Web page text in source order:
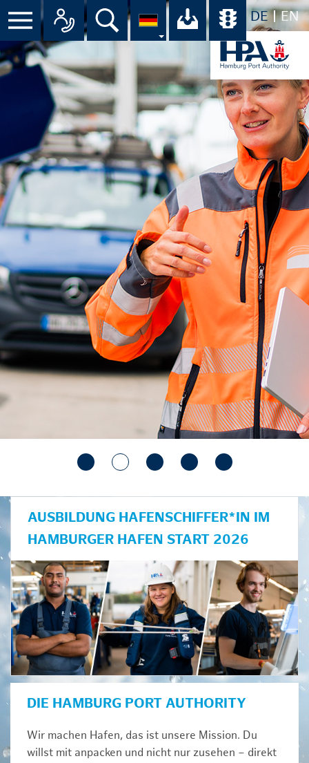
DE EN
Suche Ihr Download-
AUSBILDUNG HAFENSCHIFFER*IN IM
HAMBURGER HAFEN START 2026
DIE HAMBURG PORT AUTHORITY
Wir machen Hafen, das ist unsere Mission. Du
willst mit anpacken und nicht nur zusehen – direkt